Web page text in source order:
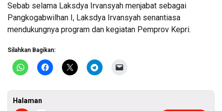
Sebab selama Laksdya Irvansyah menjabat sebagai
Pangkogabwilhan I, Laksdya Irvansyah senantiasa
mendukungnya program dan kegiatan Pemprov Kepri.
Silahkan Bagikan:
Halaman